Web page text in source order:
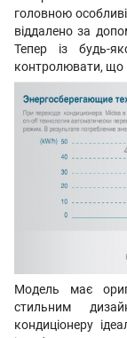
головною
віддалено за
Тепер із будь-
контролювати, що
Модель має
стильним
кондиціонеру